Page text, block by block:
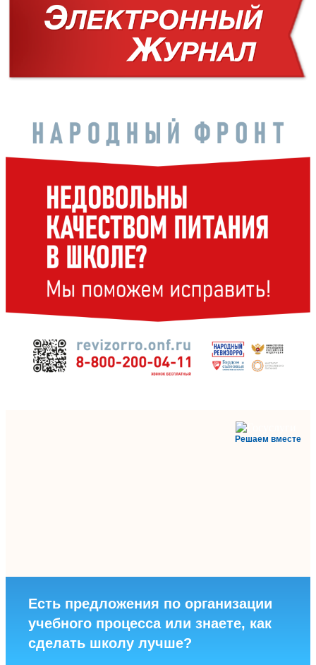
Решаем вместе
Есть предложения по организации
учебного процесса или знаете, как
сделать школу лучше?